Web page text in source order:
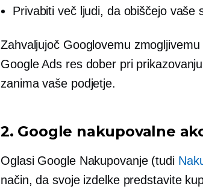
Privabiti več ljudi, da obiščejo vaše
Zahvaljujoč Googlovemu
Google Ads res dober pri
zanima vaše podjetje.
2. Google nakupovalne
Oglasi Google Nakupovanje (tudi
način, da svoje izdelke predstavite